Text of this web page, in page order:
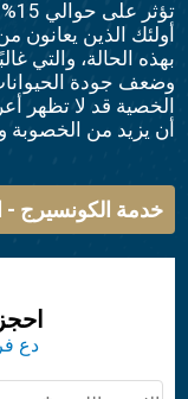
أولئك الذين يعانون
بهذه الحالة، والتي
وضعف جودة
الخصية قد لا تظهر
أن يزيد من الخصوبة
خدمة الكونسيرج -
دع